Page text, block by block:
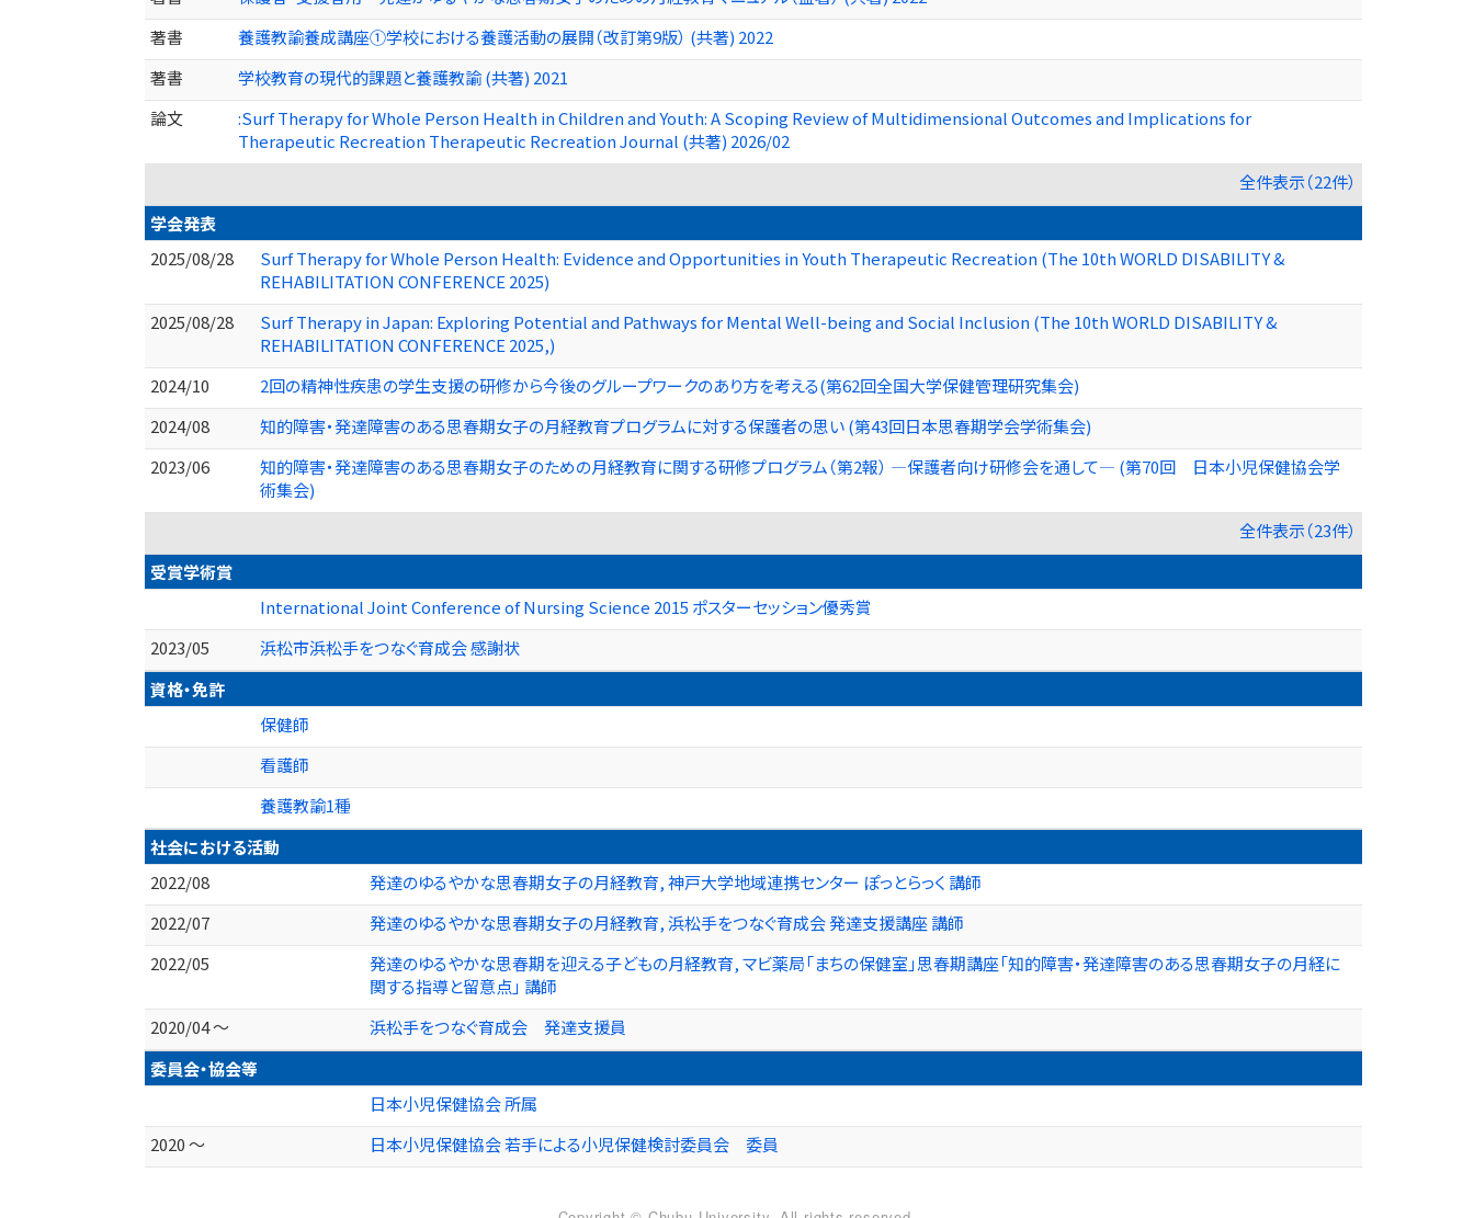
著書
養護教諭養成講座①学校における養護活動の展開（改訂第9版） (共著) 2022
著書
学校教育の現代的課題と養護教諭 (共著) 2021
論文
:Surf Therapy for Whole Person Health in Children and Youth: A Scoping Review of Multidimensional Outcomes and Implications for
Therapeutic Recreation Therapeutic Recreation Journal (共著) 2026/02
全件表示（22件）
学会発表
2025/08/28
Surf Therapy for Whole Person Health: Evidence and Opportunities in Youth Therapeutic Recreation (The 10th WORLD DISABILITY &
REHABILITATION CONFERENCE 2025)
2025/08/28
Surf Therapy in Japan: Exploring Potential and Pathways for Mental Well-being and Social Inclusion (The 10th WORLD DISABILITY &
REHABILITATION CONFERENCE 2025,)
2024/10
2回の精神性疾患の学生支援の研修から今後のグループワークのあり方を考える​ (第62回全国大学保健管理研究集会)
2024/08
知的障害・発達障害のある思春期女子の月経教育プログラムに対する保護者の思い (第43回日本思春期学会学術集会)
2023/06
知的障害・発達障害のある思春期女子のための月経教育に関する研修プログラム（第2報） ―保護者向け研修会を通して― (第70回 日本小児保健協会学
術集会)
全件表示（23件）
受賞学術賞
International Joint Conference of Nursing Science 2015 ポスターセッション優秀賞
2023/05
浜松市浜松手をつなぐ育成会 感謝状
資格・免許
保健師
看護師
養護教諭1種
社会における活動
2022/08
発達のゆるやかな思春期女子の月経教育, 神戸大学地域連携センター ぽっとらっく 講師
2022/07
発達のゆるやかな思春期女子の月経教育, 浜松手をつなぐ育成会 発達支援講座 講師
2022/05
発達のゆるやかな思春期を迎える子どもの月経教育, マビ薬局「まちの保健室」思春期講座「知的障害・発達障害のある思春期女子の月経に
関する指導と留意点」 講師
2020/04 ～
浜松手をつなぐ育成会 発達支援員
委員会・協会等
日本小児保健協会 所属
2020 ～
日本小児保健協会 若手による小児保健検討委員会 委員